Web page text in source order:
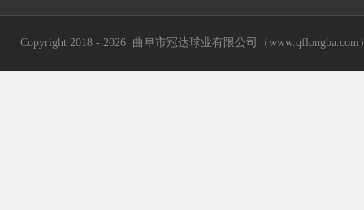
Copyright 2018 - 2026 曲阜市冠达球业有限公司（www.qflongba.com